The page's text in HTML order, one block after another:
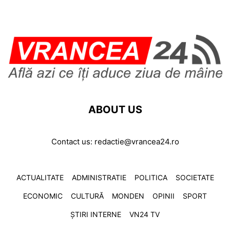
ABOUT US
Contact us: redactie@vrancea24.ro
ACTUALITATE ADMINISTRATIE POLITICA SOCIETATE
ECONOMIC CULTURĂ MONDEN OPINII SPORT
ȘTIRI INTERNE VN24 TV